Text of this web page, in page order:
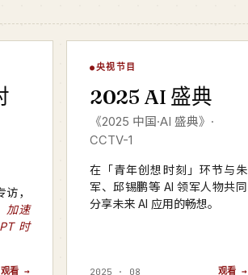
，
加速
时
观看 →
AI 盛典
CCTV-1 · 2025 年度
央视节目
2025 AI 盛典
《2025 中国·AI 盛典》·
CCTV-1
在「青年创想时刻」环节与朱
军、邱锡鹏等 AI 领军人物共同
分享未来 AI 应用的畅想。
2025 · 08 观看 →